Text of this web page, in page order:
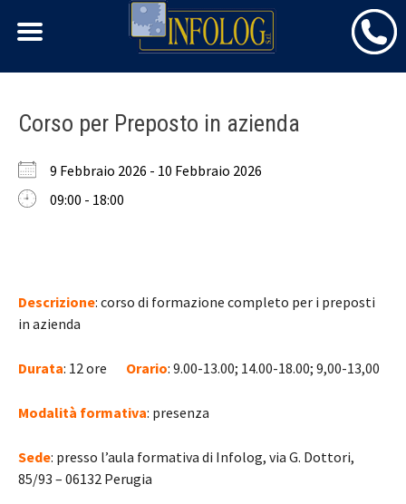
Skip
content
Corso per Preposto in azienda
9 Febbraio 2026 - 10 Febbraio 2026
09:00 - 18:00
Descrizione: corso di formazione completo per i preposti
in azienda
Durata: 12 ore Orario: 9.00-13.00; 14.00-18.00; 9,00-13,00
Modalità formativa: presenza
Sede: presso l’aula formativa di Infolog, via G. Dottori,
85/93 – 06132 Perugia